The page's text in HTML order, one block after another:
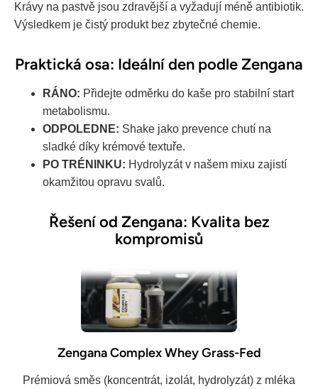
Krávy na pastvě jsou zdravější a vyžadují méně antibiotik.
Výsledkem je čistý produkt bez zbytečné chemie.
Praktická osa: Ideální den podle Zengana
RÁNO: Přidejte odměrku do kaše pro stabilní start
metabolismu.
ODPOLEDNE: Shake jako prevence chutí na
sladké díky krémové textuře.
PO TRÉNINKU: Hydrolyzát v našem mixu zajistí
okamžitou opravu svalů.
Řešení od Zengana: Kvalita bez
kompromisů
Zengana Complex Whey Grass-Fed
Prémiová směs (koncentrát, izolát, hydrolyzát) z mléka